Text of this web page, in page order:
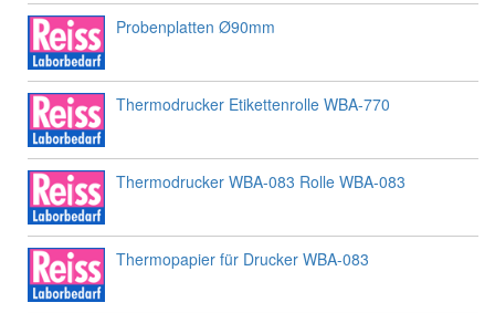
Probenplatten Ø90mm
Thermodrucker Etikettenrolle WBA-770
Thermodrucker WBA-083 Rolle WBA-083
Thermopapier für Drucker WBA-083